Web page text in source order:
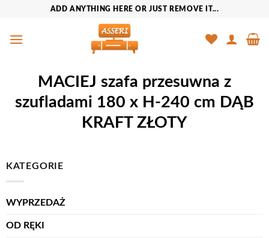
zawartości
ADD ANYTHING HERE OR JUST REMOVE IT...
MACIEJ szafa przesuwna z
szufladami 180 x H-240 cm DĄB
KRAFT ZŁOTY
KATEGORIE
WYPRZEDAŻ
OD RĘKI